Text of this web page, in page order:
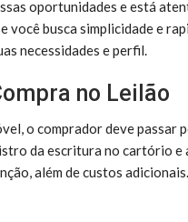
oportunidades e está
busca simplicidade e
necessidades e perfil.
no Leilão
o comprador deve passar
da escritura no cartório e
além de custos